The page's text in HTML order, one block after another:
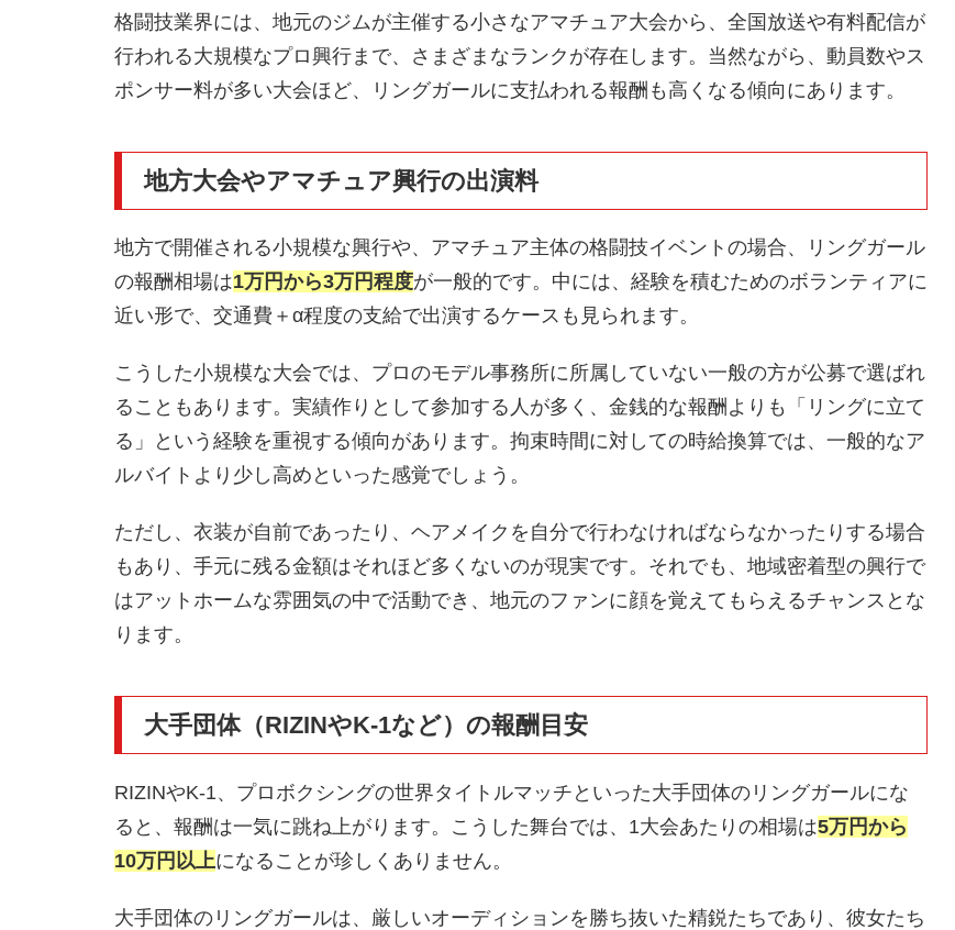
格闘技業界には、地元のジムが主催する小さなアマチュア大会から、全国放送や有料配信が
行われる大規模なプロ興行まで、さまざまなランクが存在します。当然ながら、動員数やス
ポンサー料が多い大会ほど、リングガールに支払われる報酬も高くなる傾向にあります。
地方大会やアマチュア興行の出演料
地方で開催される小規模な興行や、アマチュア主体の格闘技イベントの場合、リングガール
の報酬相場は1万円から3万円程度が一般的です。中には、経験を積むためのボランティアに
近い形で、交通費＋α程度の支給で出演するケースも見られます。
こうした小規模な大会では、プロのモデル事務所に所属していない一般の方が公募で選ばれ
ることもあります。実績作りとして参加する人が多く、金銭的な報酬よりも「リングに立て
る」という経験を重視する傾向があります。拘束時間に対しての時給換算では、一般的なア
ルバイトより少し高めといった感覚でしょう。
ただし、衣装が自前であったり、ヘアメイクを自分で行わなければならなかったりする場合
もあり、手元に残る金額はそれほど多くないのが現実です。それでも、地域密着型の興行で
はアットホームな雰囲気の中で活動でき、地元のファンに顔を覚えてもらえるチャンスとな
ります。
大手団体（RIZINやK-1など）の報酬目安
RIZINやK-1、プロボクシングの世界タイトルマッチといった大手団体のリングガールにな
ると、報酬は一気に跳ね上がります。こうした舞台では、1大会あたりの相場は5万円から
10万円以上になることが珍しくありません。
大手団体のリングガールは、厳しいオーディションを勝ち抜いた精鋭たちであり、彼女たち